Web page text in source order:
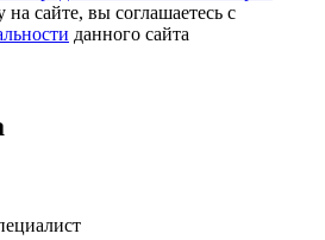
сайте, вы соглашаетесь с
данного сайта